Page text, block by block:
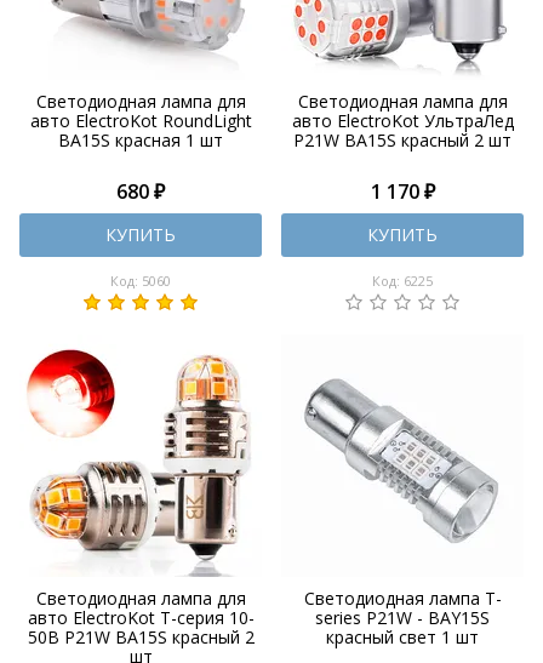
Светодиодная лампа для
авто ElectroKot RoundLight
BA15S красная 1 шт
680 ₽
КУПИТЬ
Код: 5060
Светодиодная лампа для
авто ElectroKot УльтраЛед
P21W BA15S красный 2 шт
1 170 ₽
КУПИТЬ
Код: 6225
Светодиодная лампа для
авто ElectroKot Т-серия 10-
50В P21W BA15S красный 2
шт
Светодиодная лампа T-
series P21W - BAY15S
красный свет 1 шт